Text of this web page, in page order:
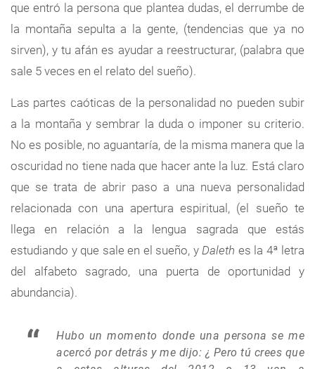
que entró la persona que plantea dudas, el derrumbe de
la montaña sepulta a la gente, (tendencias que ya no
sirven), y tu afán es ayudar a reestructurar, (palabra que
sale 5 veces en el relato del sueño).
Las partes caóticas de la personalidad no pueden subir
a la montaña y sembrar la duda o imponer su criterio.
No es posible, no aguantaría, de la misma manera que la
oscuridad no tiene nada que hacer ante la luz. Está claro
que se trata de abrir paso a una nueva personalidad
relacionada con una apertura espiritual, (el sueño te
llega en relación a la lengua sagrada que estás
estudiando y que sale en el sueño, y Daleth es la 4ª letra
del alfabeto sagrado, una puerta de oportunidad y
abundancia).
Hubo un momento donde una persona se me
acercó por detrás y me dijo: ¿ Pero tú crees que